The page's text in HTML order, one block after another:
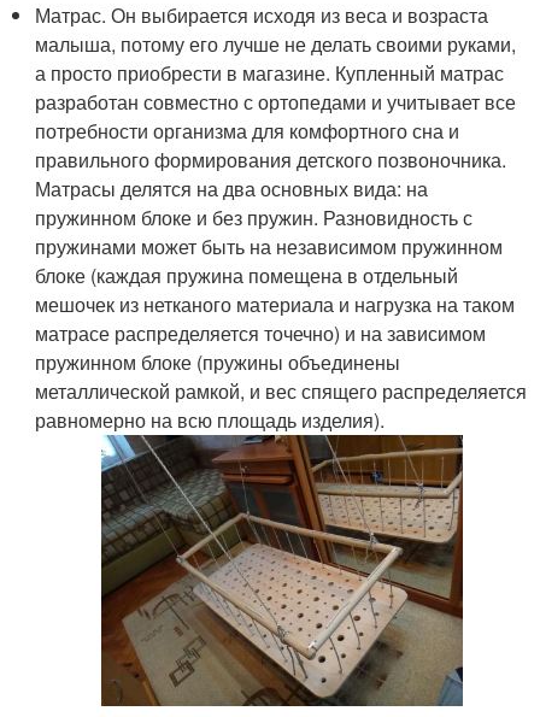
Матрас. Он выбирается исходя из веса и возраста
малыша, потому его лучше не делать своими руками,
а просто приобрести в магазине. Купленный матрас
разработан совместно с ортопедами и учитывает все
потребности организма для комфортного сна и
правильного формирования детского позвоночника.
Матрасы делятся на два основных вида: на
пружинном блоке и без пружин. Разновидность с
пружинами может быть на независимом пружинном
блоке (каждая пружина помещена в отдельный
мешочек из нетканого материала и нагрузка на таком
матрасе распределяется точечно) и на зависимом
пружинном блоке (пружины объединены
металлической рамкой, и вес спящего распределяется
равномерно на всю площадь изделия).